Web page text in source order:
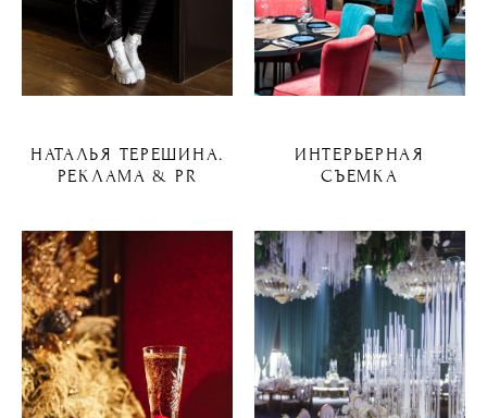
НАТАЛЬЯ ТЕРЕШИНА.
РЕКЛАМА & PR
ИНТЕРЬЕРНАЯ
СЪЕМКА